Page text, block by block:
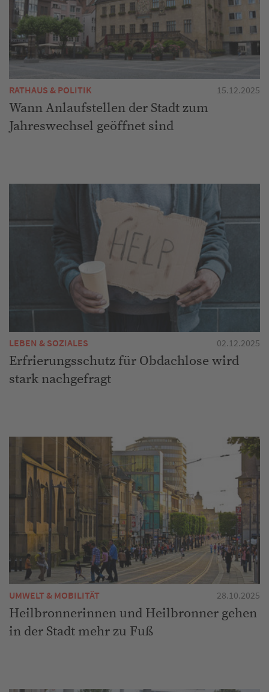
RATHAUS & POLITIK 15.12.2025
Wann Anlaufstellen der Stadt zum
Jahreswechsel geöffnet sind
LEBEN & SOZIALES 02.12.2025
Erfrierungsschutz für Obdachlose wird
stark nachgefragt
UMWELT & MOBILITÄT 28.10.2025
Heilbronnerinnen und Heilbronner gehen
in der Stadt mehr zu Fuß